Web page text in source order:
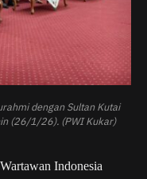
dengan Sultan Kutai
(26/1/26). (PWI Kukar)
Indonesia